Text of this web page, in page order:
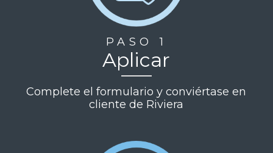
PASO 1
Aplicar
Complete el formulario y conviértase en
cliente de Riviera